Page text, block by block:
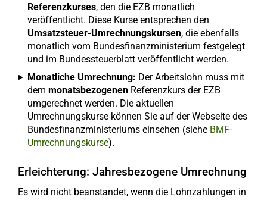
Referenzkurses, den die EZB monatlich
veröffentlicht. Diese Kurse entsprechen den
Umsatzsteuer-Umrechnungskursen, die ebenfalls
monatlich vom Bundesfinanzministerium festgelegt
und im Bundessteuerblatt veröffentlicht werden.
Monatliche Umrechnung: Der Arbeitslohn muss mit
dem monatsbezogenen Referenzkurs der EZB
umgerechnet werden. Die aktuellen
Umrechnungskurse können Sie auf der Webseite des
Bundesfinanzministeriums einsehen (siehe BMF-
Umrechnungskurse).
Erleichterung: Jahresbezogene Umrechnung
Es wird nicht beanstandet, wenn die Lohnzahlungen in